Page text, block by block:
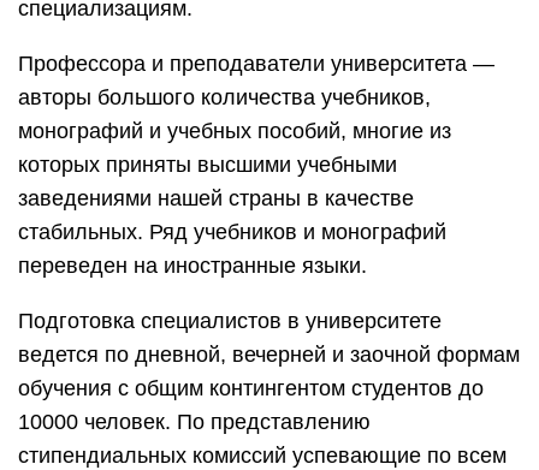
специализациям.
Профессора и преподаватели университета —
авторы большого количества учебников,
монографий и учебных пособий, многие из
которых приняты высшими учебными
заведениями нашей страны в качестве
стабильных. Ряд учебников и монографий
переведен на иностранные языки.
Подготовка специалистов в университете
ведется по дневной, вечерней и заочной формам
обучения с общим контингентом студентов до
10000 человек. По представлению
стипендиальных комиссий успевающие по всем